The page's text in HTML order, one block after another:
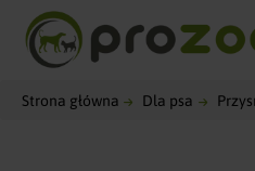
Strona główna Dla psa